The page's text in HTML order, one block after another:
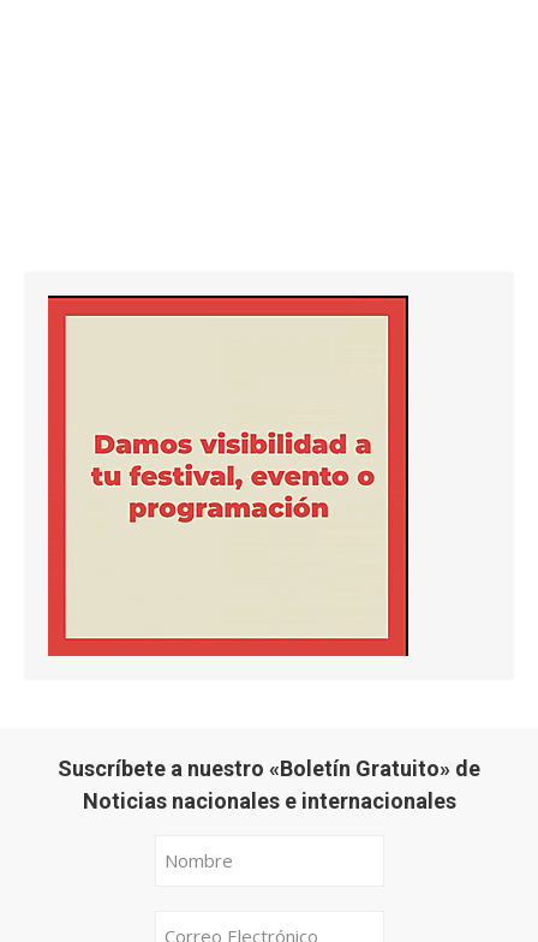
Suscríbete a nuestro «Boletín Gratuito» de
Noticias nacionales e internacionales